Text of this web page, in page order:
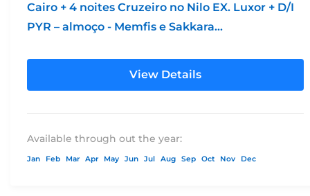
Cairo + 4 noites Cruzeiro no Nilo EX. Luxor + D/I
PYR – almoço - Memfis e Sakkara...
View Details
Available through out the year:
Jan Feb Mar Apr May Jun Jul Aug Sep Oct Nov Dec